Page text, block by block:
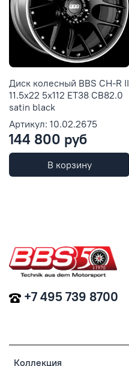
Диск колесный BBS CH-R II
11.5x22 5x112 ET38 CB82.0
satin black
Артикул: 10.02.2675
144 800 руб
В корзину
Коллекция
+7 495 739 8700